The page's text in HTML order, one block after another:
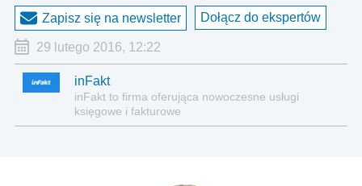
Zapisz się na newsletter Dołącz do ekspertów
29 lutego 2016, 12:22
inFakt
inFakt to firma oferująca nowoczesne usługi
księgowe i fakturowe